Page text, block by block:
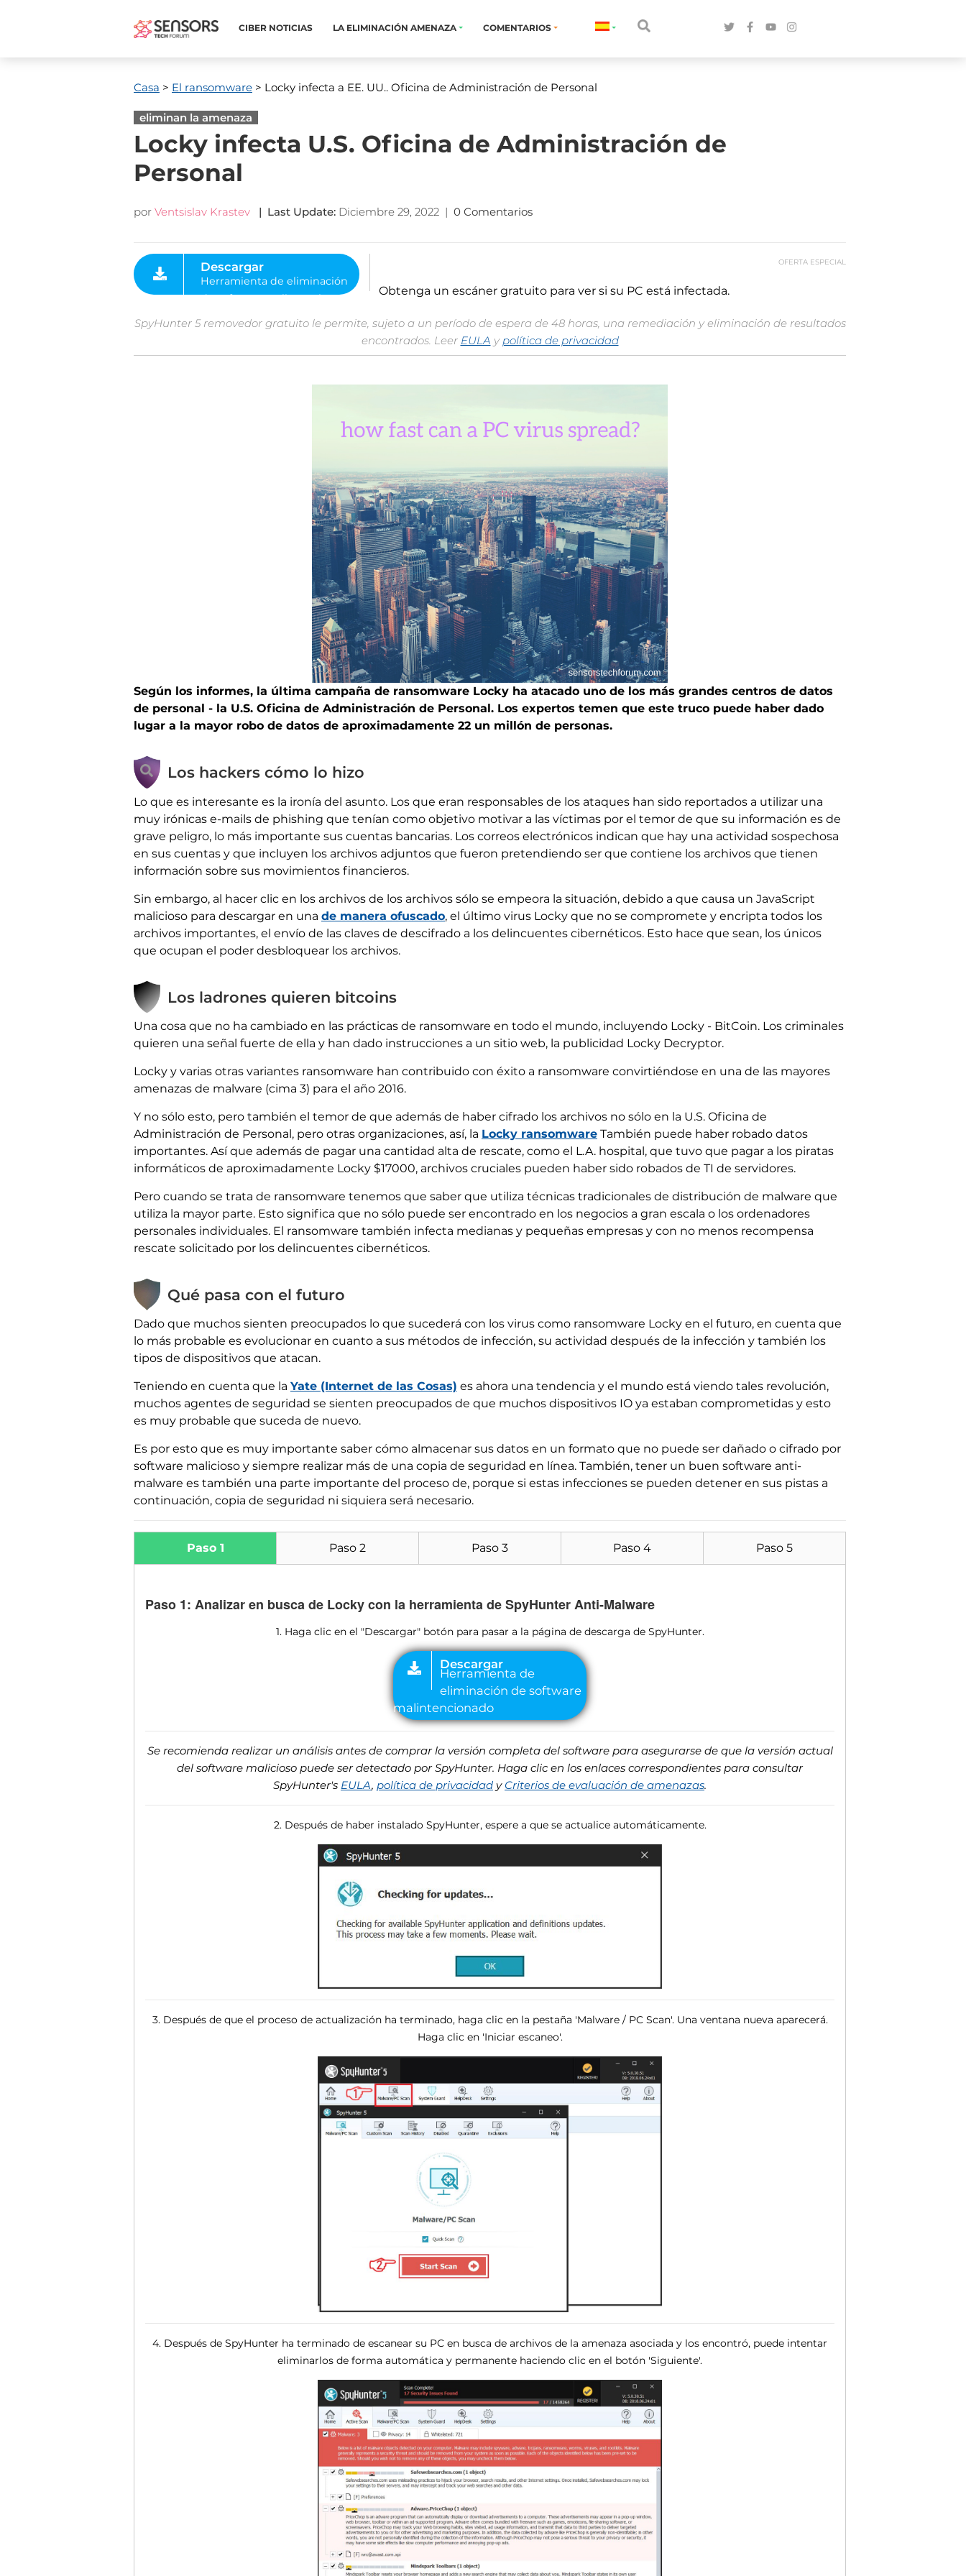
CIBER NOTICIAS LA ELIMINACIÓN AMENAZA COMENTARIOS
Casa > El ransomware > Locky infecta a EE. UU.. Oficina de Administración de Personal
eliminan la amenaza
Locky infecta U.S. Oficina de Administración de
Personal
por Ventsislav Krastev | Last Update: Diciembre 29, 2022 | 0 Comentarios
OFERTA ESPECIAL
Herramienta de eliminación
de software malintencionado
Obtenga un escáner gratuito para ver si su PC está infectada.
SpyHunter 5 removedor gratuito le permite, sujeto a un período de espera de 48 horas, una remediación y eliminación de resultados
encontrados. Leer EULA ypolítica de privacidad
Según los informes, la última campaña de ransomware Locky ha atacado uno de los más grandes centros de datos
de personal - la U.S. Oficina de Administración de Personal. Los expertos temen que este truco puede haber dado
lugar a la mayor robo de datos de aproximadamente 22 un millón de personas.
Los hackers cómo lo hizo
Lo que es interesante es la ironía del asunto. Los que eran responsables de los ataques han sido reportados a utilizar una
muy irónicas e-mails de phishing que tenían como objetivo motivar a las víctimas por el temor de que su información es de
grave peligro, lo más importante sus cuentas bancarias. Los correos electrónicos indican que hay una actividad sospechosa
en sus cuentas y que incluyen los archivos adjuntos que fueron pretendiendo ser que contiene los archivos que tienen
información sobre sus movimientos financieros.
Sin embargo, al hacer clic en los archivos de los archivos sólo se empeora la situación, debido a que causa un JavaScript
malicioso para descargar en una de manera ofuscado, el último virus Locky que no se compromete y encripta todos los
archivos importantes, el envío de las claves de descifrado a los delincuentes cibernéticos. Esto hace que sean, los únicos
que ocupan el poder desbloquear los archivos.
Los ladrones quieren bitcoins
Una cosa que no ha cambiado en las prácticas de ransomware en todo el mundo, incluyendo Locky - BitCoin. Los criminales
quieren una señal fuerte de ella y han dado instrucciones a un sitio web, la publicidad Locky Decryptor.
Locky y varias otras variantes ransomware han contribuido con éxito a ransomware convirtiéndose en una de las mayores
amenazas de malware (cima 3) para el año 2016.
Y no sólo esto, pero también el temor de que además de haber cifrado los archivos no sólo en la U.S. Oficina de
Administración de Personal, pero otras organizaciones, así, la Locky ransomware También puede haber robado datos
importantes. Así que además de pagar una cantidad alta de rescate, como el L.A. hospital, que tuvo que pagar a los piratas
informáticos de aproximadamente Locky $17000, archivos cruciales pueden haber sido robados de TI de servidores.
Pero cuando se trata de ransomware tenemos que saber que utiliza técnicas tradicionales de distribución de malware que
utiliza la mayor parte. Esto significa que no sólo puede ser encontrado en los negocios a gran escala o los ordenadores
personales individuales. El ransomware también infecta medianas y pequeñas empresas y con no menos recompensa
rescate solicitado por los delincuentes cibernéticos.
Qué pasa con el futuro
Dado que muchos sienten preocupados lo que sucederá con los virus como ransomware Locky en el futuro, en cuenta que
lo más probable es evolucionar en cuanto a sus métodos de infección, su actividad después de la infección y también los
tipos de dispositivos que atacan.
Teniendo en cuenta que la Yate (Internet de las Cosas) es ahora una tendencia y el mundo está viendo tales revolución,
muchos agentes de seguridad se sienten preocupados de que muchos dispositivos IO ya estaban comprometidas y esto
es muy probable que suceda de nuevo.
Es por esto que es muy importante saber cómo almacenar sus datos en un formato que no puede ser dañado o cifrado por
software malicioso y siempre realizar más de una copia de seguridad en línea. También, tener un buen software anti-
malware es también una parte importante del proceso de, porque si estas infecciones se pueden detener en sus pistas a
continuación, copia de seguridad ni siquiera será necesario.
Paso 1 Paso 2 Paso 3 Paso 4 Paso 5
Paso 1: Analizar en busca de Locky con la herramienta de SpyHunter Anti-Malware
1. Haga clic en el "Descargar" botón para pasar a la página de descarga de SpyHunter.
eliminación de software
malintencionado
Se recomienda realizar un análisis antes de comprar la versión completa del software para asegurarse de que la versión actual
del software malicioso puede ser detectado por SpyHunter. Haga clic en los enlaces correspondientes para consultar
SpyHunter's EULA, política de privacidad y Criterios de evaluación de amenazas.
2. Después de haber instalado SpyHunter, espere a que se actualice automáticamente.
3. Después de que el proceso de actualización ha terminado, haga clic en la pestaña 'Malware / PC Scan'. Una ventana nueva aparecerá.
Haga clic en 'Iniciar escaneo'.
4. Después de SpyHunter ha terminado de escanear su PC en busca de archivos de la amenaza asociada y los encontró, puede intentar
eliminarlos de forma automática y permanente haciendo clic en el botón 'Siguiente'.